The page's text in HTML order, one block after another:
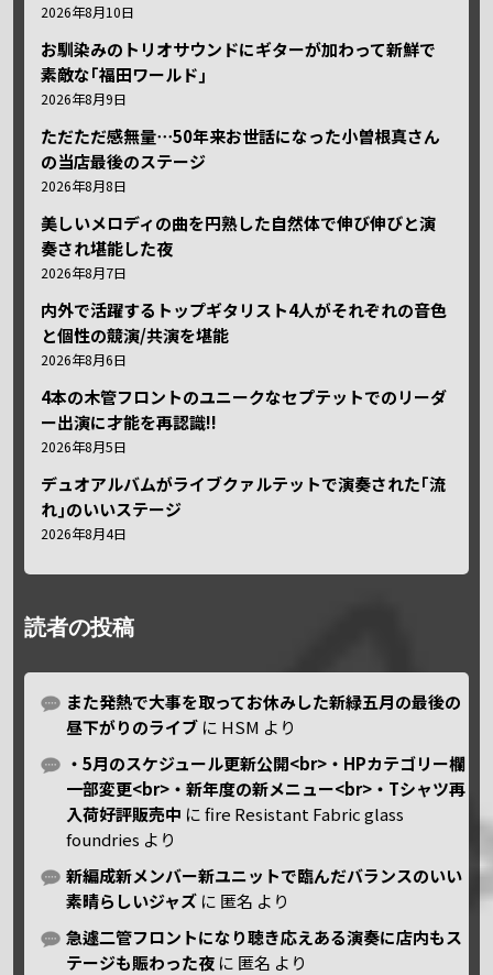
2026年8月10日
お馴染みのトリオサウンドにギターが加わって新鮮で
素敵な｢福田ワールド｣
2026年8月9日
ただただ感無量⋯50年来お世話になった小曽根真さん
の当店最後のステージ
2026年8月8日
美しいメロディの曲を円熟した自然体で伸び伸びと演
奏され堪能した夜
2026年8月7日
内外で活躍するトップギタリスト4人がそれぞれの音色
と個性の競演/共演を堪能
2026年8月6日
4本の木管フロントのユニークなセプテットでのリーダ
ー出演に才能を再認識!!
2026年8月5日
デュオアルバムがライブクァルテットで演奏された｢流
れ｣のいいステージ
2026年8月4日
読者の投稿
また発熱で大事を取ってお休みした新緑五月の最後の
昼下がりのライブ に HSM より
・5月のスケジュール更新公開<br>・HPカテゴリー欄
一部変更<br>・新年度の新メニュー<br>・Tシャツ再
入荷好評販売中 にfire Resistant Fabric glass
foundries より
新編成新メンバー新ユニットで臨んだバランスのいい
素晴らしいジャズ に 匿名 より
急遽二管フロントになり聴き応えある演奏に店内もス
テージも賑わった夜 に 匿名 より